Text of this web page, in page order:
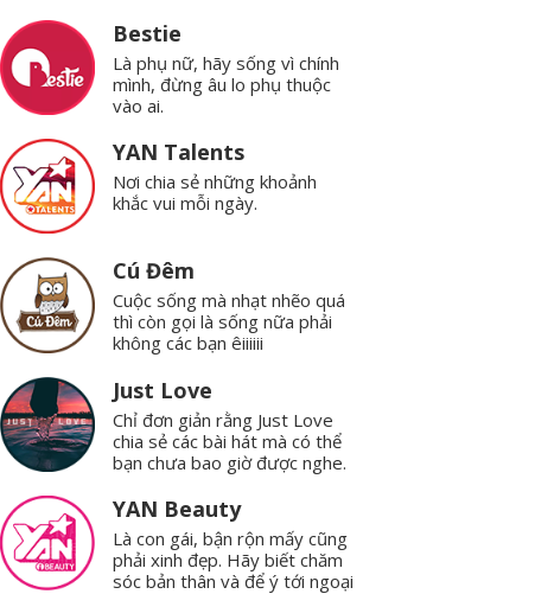
Bestie
Là phụ nữ, hãy sống vì chính
mình, đừng âu lo phụ thuộc
vào ai.
YAN Talents
Nơi chia sẻ những khoảnh
khắc vui mỗi ngày.
Cú Đêm
Cuộc sống mà nhạt nhẽo quá
thì còn gọi là sống nữa phải
không các bạn êiiiiii
Just Love
Chỉ đơn giản rằng Just Love
chia sẻ các bài hát mà có thể
bạn chưa bao giờ được nghe.
YAN Beauty
Là con gái, bận rộn mấy cũng
phải xinh đẹp. Hãy biết chăm
sóc bản thân và để ý tới ngoại